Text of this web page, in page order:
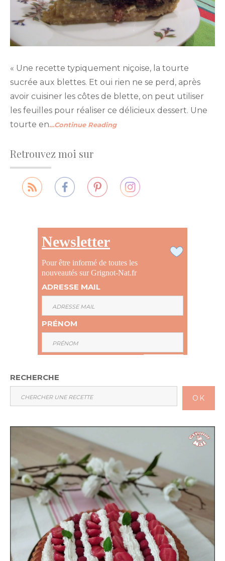
« Une recette typiquement niçoise, la tourte
sucrée aux blettes. Et oui rien ne se perd, après
avoir cuisiner les côtes de blette, on peut utiliser
les feuilles pour réaliser ce délicieux dessert. Une
tourte en…Continue Reading
Retrouvez moi sur
Newsletter
Pour être informé de toutes les
nouveautés sur Grignot-Nat.fr
ADRESSE MAIL
PRÉNOM
RECHERCHE
OK